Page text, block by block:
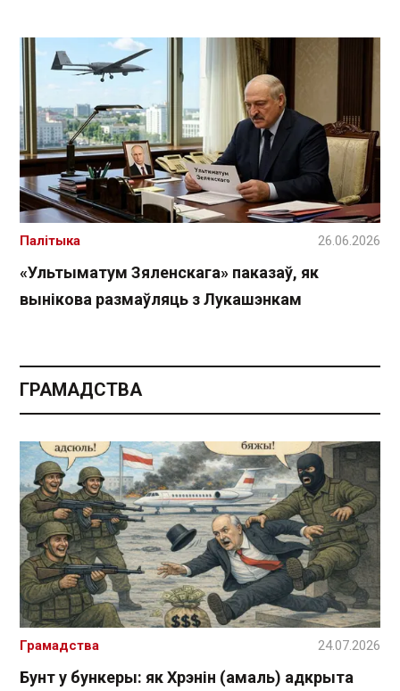
«Ультыматум Зяленскага» паказаў, як
вынікова размаўляць з Лукашэнкам
Палітыка 26.06.2026
ГРАМАДСТВА
Бунт у бункеры: як Хрэнін (амаль) адкрыта
Грамадства 24.07.2026